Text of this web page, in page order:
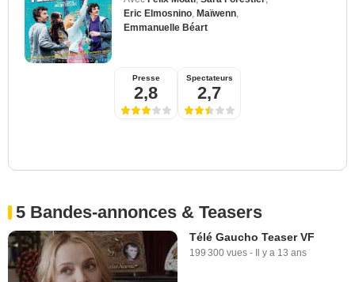
Eric Elmosnino Maïwenn
Emmanuelle Béart
Presse
2,8
Spectateurs
2,7
5 Bandes-annonces & Teasers
Télé Gaucho Teaser VF
199 300 vues - Il y a 13 ans